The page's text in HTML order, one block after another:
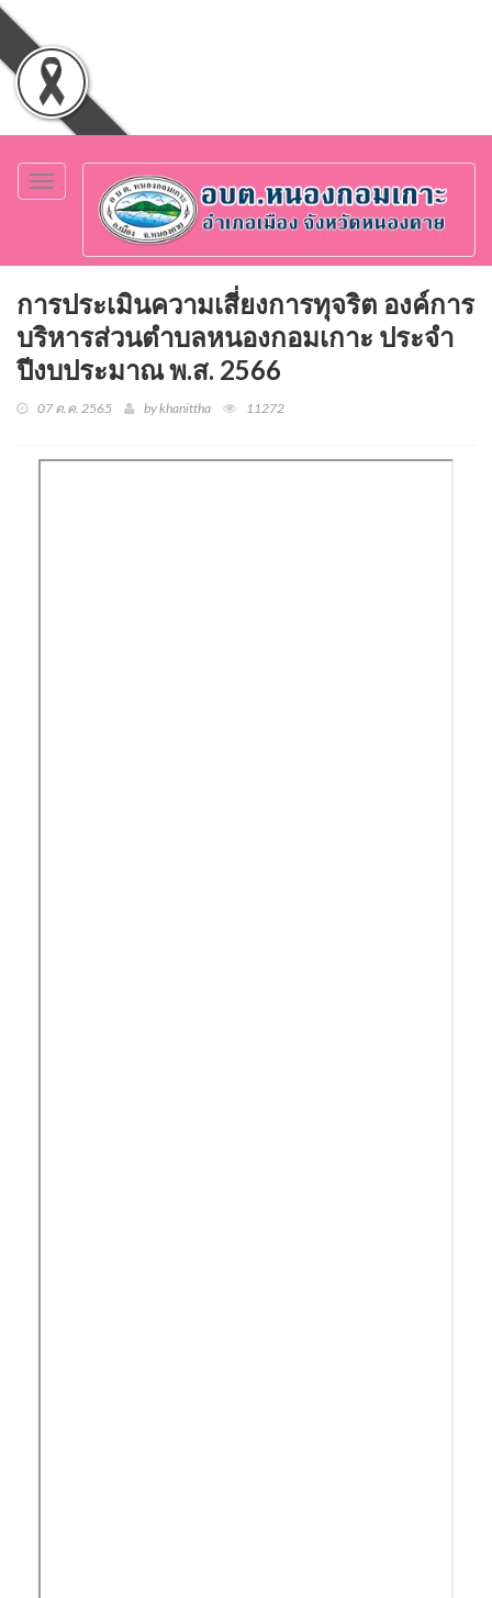
Toggle
navigation
การประเมินความเสี่ยงการทุจริต องค์การ
บริหารส่วนตำบลหนองกอมเกาะ ประจำ
ปีงบประมาณ พ.ส. 2566
07 ต.ค. 2565 by khanittha 11272